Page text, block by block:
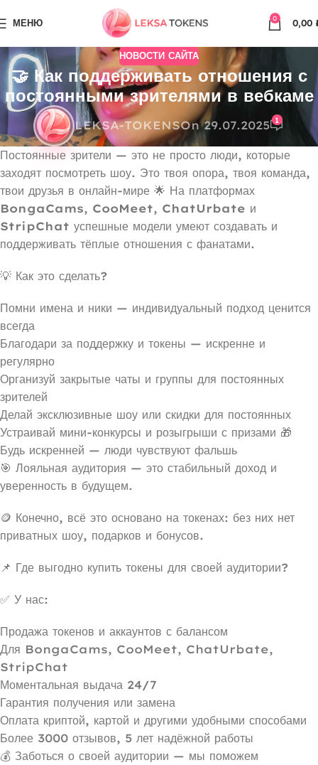
МЕНЮ 0 0,00
НОВОСТИ САЙТА
🤝 Как поддерживать отношения с
постоянными зрителями в вебкаме
LEKSA-TOKENSOn 29.07.2025 1
Постоянные зрители — это не просто люди, которые
заходят посмотреть шоу. Это твоя опора, твоя команда,
твои друзья в онлайн-мире 🌟 На платформах
BongaCams, CooMeet, ChatUrbate и
StripChat успешные модели умеют создавать и
поддерживать тёплые отношения с фанатами.
💡 Как это сделать?
Помни имена и ники — индивидуальный подход ценится
всегда
Благодари за поддержку и токены — искренне и
регулярно
Организуй закрытые чаты и группы для постоянных
зрителей
Делай эксклюзивные шоу или скидки для постоянных
Устраивай мини-конкурсы и розыгрыши с призами 🎁
Будь искренней — люди чувствуют фальшь
🎯 Лояльная аудитория — это стабильный доход и
уверенность в будущем.
🪙 Конечно, всё это основано на токенах: без них нет
приватных шоу, подарков и бонусов.
📌 Где выгодно купить токены для своей аудитории?
✅ У нас:
Продажа токенов и аккаунтов с балансом
Для BongaCams, CooMeet, ChatUrbate,
StripChat
Моментальная выдача 24/7
Гарантия получения или замена
Оплата криптой, картой и другими удобными способами
Более 3000 отзывов, 5 лет надёжной работы
💰 Заботься о своей аудитории — мы поможем